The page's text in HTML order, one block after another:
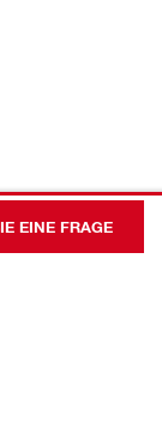
EINE FRAGE